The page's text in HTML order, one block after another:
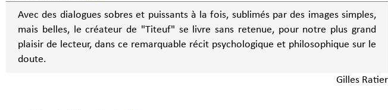
Avec des dialogues sobres et puissants à la fois, sublimés par des images simples,
mais belles, le créateur de "Titeuf" se livre sans retenue, pour notre plus grand
plaisir de lecteur, dans ce remarquable récit psychologique et philosophique sur le
doute.
Gilles Ratier